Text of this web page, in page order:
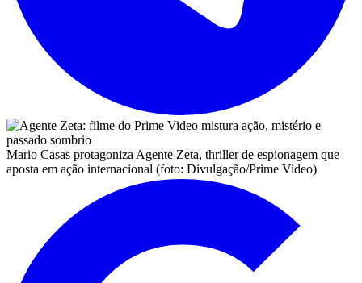
Mario Casas protagoniza Agente Zeta, thriller de espionagem que
aposta em ação internacional (foto: Divulgação/Prime Video)